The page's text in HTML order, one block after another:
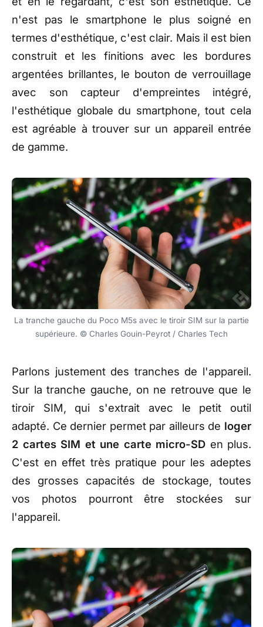
n'est pas le smartphone le plus soigné en
termes d'esthétique, c'est clair. Mais il est bien
construit et les finitions avec les bordures
argentées brillantes, le bouton de verrouillage
avec son capteur d'empreintes intégré,
l'esthétique globale du smartphone, tout cela
est agréable à trouver sur un appareil entrée
de gamme.
La tranche gauche du Poco M5s avec le tiroir SIM sur la partie
supérieure. © Charles Gouin-Peyrot / Charles Tech
Parlons justement des tranches de l'appareil.
Sur la tranche gauche, on ne retrouve que le
tiroir SIM, qui s'extrait avec le petit outil
adapté. Ce dernier permet par ailleurs de loger
2 cartes SIM et une carte micro-SD en plus.
C'est en effet très pratique pour les adeptes
des grosses capacités de stockage, toutes
vos photos pourront être stockées sur
l'appareil.